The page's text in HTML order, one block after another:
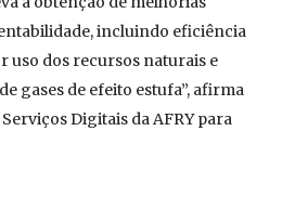
incluindo eficiência
uso dos recursos naturais e
gases de efeito estufa”, afirma
Digitais da AFRY para